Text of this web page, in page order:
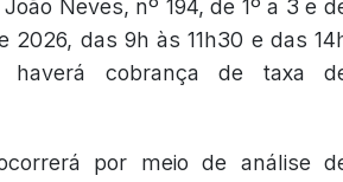
Neves, nº 194, de 1º a 3 e
2026, das 9h às 11h30 e das
haverá cobrança de taxa
por meio de análise